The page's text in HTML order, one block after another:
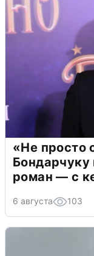
«Не просто
роман — с
6 августа 103